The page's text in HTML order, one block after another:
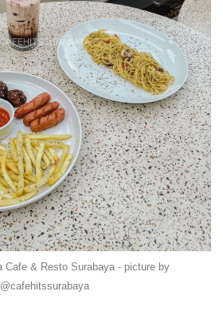
Cafe & Resto Surabaya - picture by
@cafehitssurabaya